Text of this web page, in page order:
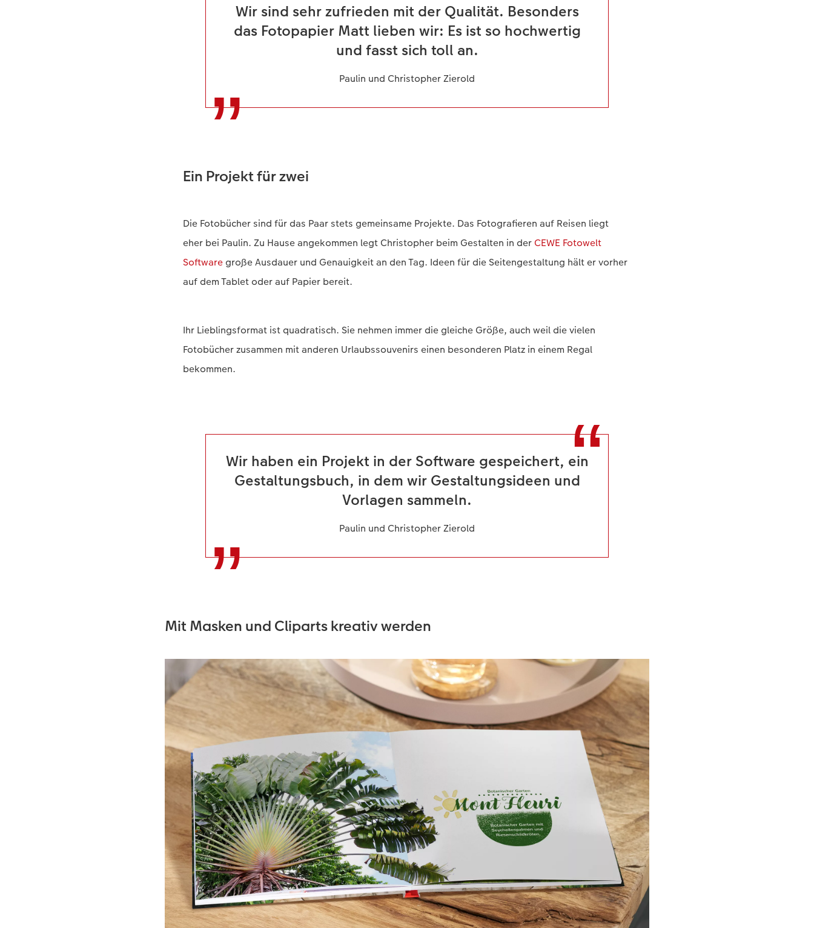
Wir sind sehr zufrieden mit der Qualität. Besonders
das Fotopapier Matt lieben wir: Es ist so hochwertig
und fasst sich toll an.
Paulin und Christopher Zierold
Ein Projekt für zwei
Die Fotobücher sind für das Paar stets gemeinsame Projekte. Das Fotografieren auf Reisen liegt
eher bei Paulin. Zu Hause angekommen legt Christopher beim Gestalten in der CEWE Fotowelt
Software große Ausdauer und Genauigkeit an den Tag. Ideen für die Seitengestaltung hält er vorher
auf dem Tablet oder auf Papier bereit.
Ihr Lieblingsformat ist quadratisch. Sie nehmen immer die gleiche Größe, auch weil die vielen
Fotobücher zusammen mit anderen Urlaubssouvenirs einen besonderen Platz in einem Regal
bekommen.
Wir haben ein Projekt in der Software gespeichert, ein
Gestaltungsbuch, in dem wir Gestaltungsideen und
Vorlagen sammeln.
Paulin und Christopher Zierold
Mit Masken und Cliparts kreativ werden